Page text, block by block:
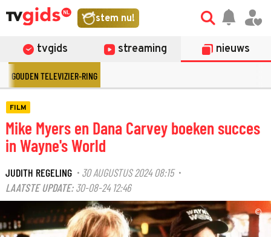
stem nu!
tvgids streaming nieuws
GOUDEN TELEVIZIER-RING
FILM
Mike Myers en Dana Carvey boeken succes
in Wayne's World
JUDITH REGELING · 30 AUGUSTUS 2024 08:15·
LAATSTE UPDATE: 30-08-24 12:46
©